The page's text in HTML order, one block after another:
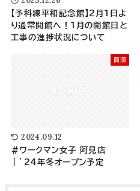
【予科練平和記念館】2月1日よ
り通常開館へ！1月の開館日と
工事の進捗状況について
簡潔
2024.09.12
#ワークマン女子 阿見店
｜’24年冬オープン予定